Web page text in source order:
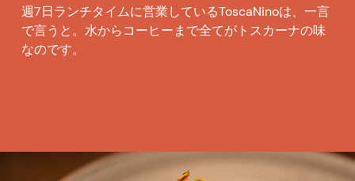
週7日ランチタイムに営業しているToscaNinoは、一言
で言うと。水からコーヒーまで全てがトスカーナの味
なのです。